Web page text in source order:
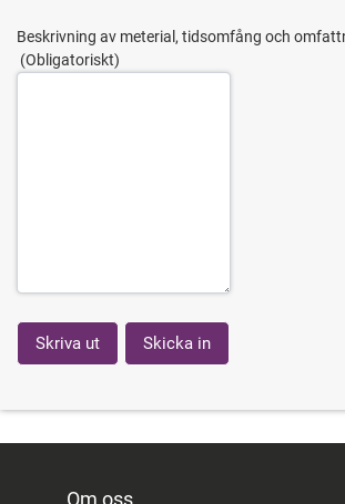
Beskrivning av meterial, tidsomfång och
Om oss